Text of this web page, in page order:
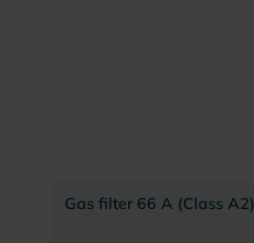
Gas filter 66 A (Class A2)